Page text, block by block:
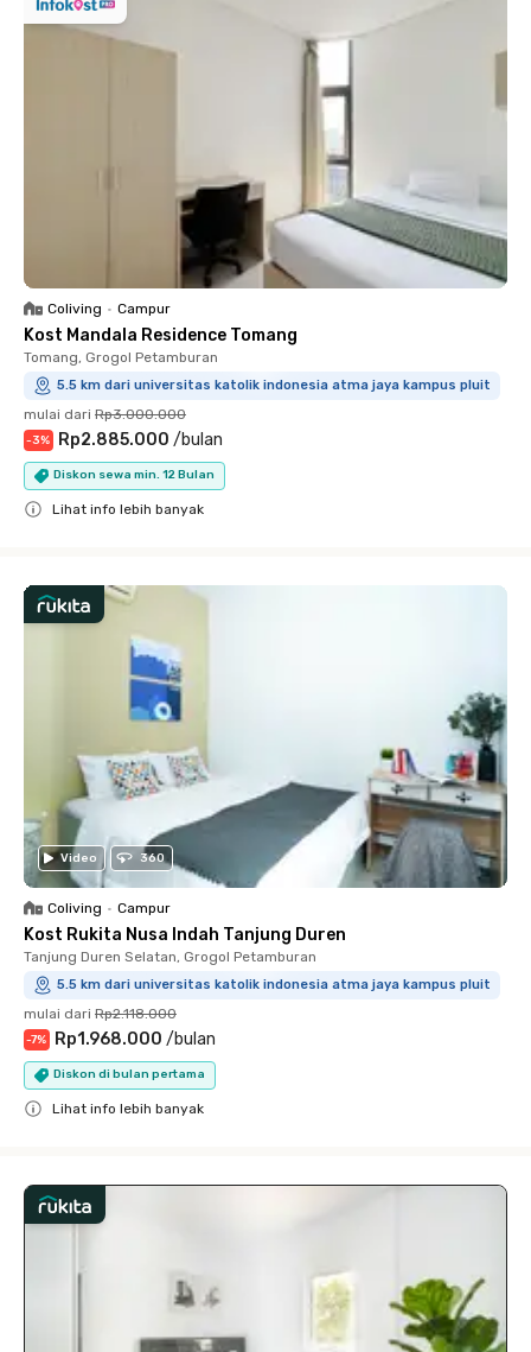
Coliving • Campur
Kost Mandala Residence Tomang
Tomang, Grogol Petamburan
5.5 km dari universitas katolik indonesia atma jaya kampus pluit
mulai dari Rp3.000.000
-3% Rp2.885.000 /bulan
Diskon sewa min. 12 Bulan
Lihat info lebih banyak
Video 360
Coliving • Campur
Kost Rukita Nusa Indah Tanjung Duren
Tanjung Duren Selatan, Grogol Petamburan
5.5 km dari universitas katolik indonesia atma jaya kampus pluit
mulai dari Rp2.118.000
-7% Rp1.968.000 /bulan
Diskon di bulan pertama
Lihat info lebih banyak